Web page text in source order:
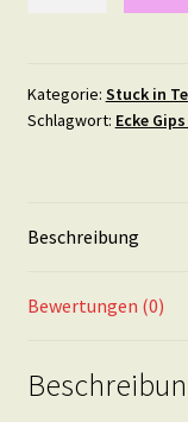
Silber,
Durchmesser:
cm
Kategorie: Stuck in
Schlagwort: Ecke
Beschreibung
Bewertungen (0)